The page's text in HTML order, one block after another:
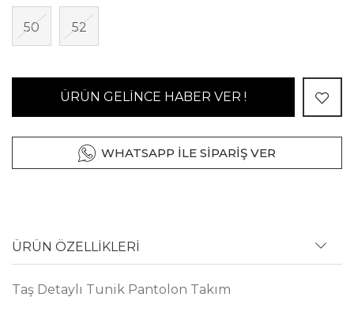
50 52
ÜRÜN GELİNCE HABER VER !
WHATSAPP İLE SİPARİŞ VER
ÜRÜN ÖZELLİKLERİ
Taş Detaylı Tunik Pantolon Takım